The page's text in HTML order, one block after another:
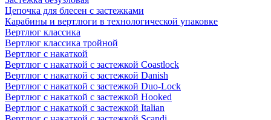
Цепочка для блесен с застежками
Карабины и вертлюги в технологической упаковке
Вертлюг классика
Вертлюг классика тройной
Вертлюг с накаткой
Вертлюг с накаткой с застежкой Coastlock
Вертлюг с накаткой с застежкой Danish
Вертлюг с накаткой с застежкой Duo-Lock
Вертлюг с накаткой с застежкой Hooked
Вертлюг с накаткой с застежкой Italian